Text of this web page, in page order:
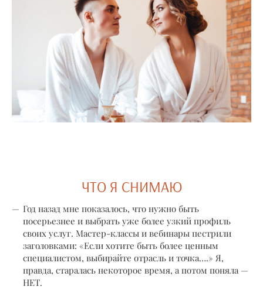
ЧТО Я СНИМАЮ
Год назад мне показалось, что нужно быть
посерьезнее и выбрать уже более узкий профиль
своих услуг. Мастер-классы и вебинары пестрили
заголовками: «Если хотите быть более ценным
специалистом, выбирайте отрасль и точка….» Я,
правда, старалась некоторое время, а потом поняла —
НЕТ.